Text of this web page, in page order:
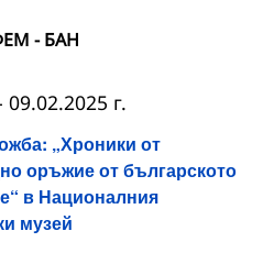
- БАН
„Хроники от
оръжие от българското
в Националния
музей
09.02.2025 г.